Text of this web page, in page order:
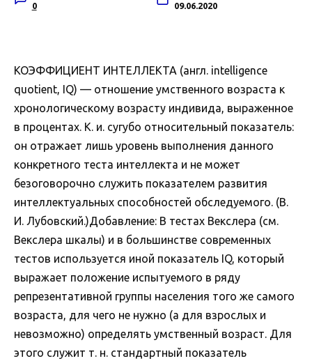
0 09.06.2020
КОЭФФИЦИЕНТ ИНТЕЛЛЕКТА (англ. intelligence
quotient, IQ) — отношение умственного возраста к
хронологическому возрасту индивида, выраженное
в процентах. К. и. сугубо относительный показатель:
он отражает лишь уровень выполнения данного
конкретного теста интеллекта и не может
безоговорочно служить показателем развития
интеллектуальных способностей обследуемого. (В.
И. Лубовский.)Добавление: В тестах Векслера (см.
Векслера шкалы) и в большинстве современных
тестов используется иной показатель IQ, который
выражает положение испытуемого в ряду
репрезентативной группы населения того же самого
возраста, для чего не нужно (а для взрослых и
невозможно) определять умственный возраст. Для
этого служит т. н. стандартный показатель